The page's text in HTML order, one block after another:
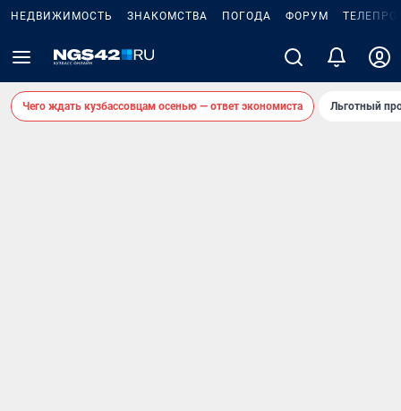
НЕДВИЖИМОСТЬ ЗНАКОМСТВА ПОГОДА ФОРУМ
Чего ждать кузбассовцам осенью — ответ экономиста Льготный